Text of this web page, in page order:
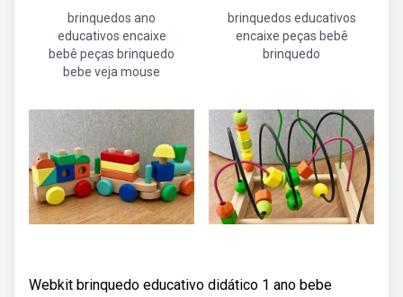
brinquedos ano
educativos encaixe
bebê peças brinquedo
bebe veja mouse
brinquedos educativos
encaixe peças bebê
brinquedo
Webkit brinquedo educativo didático 1 ano bebe